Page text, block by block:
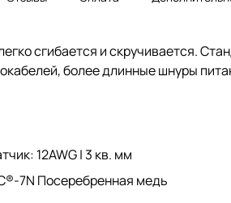
сгибается и скручивается.
более длинные шнуры
12AWG | 3 кв. мм
7N Посеребренная медь